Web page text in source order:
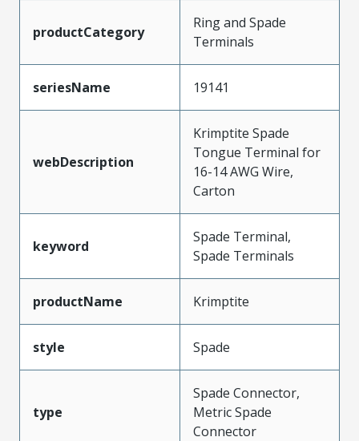
productCategory
Ring and Spade
Terminals
seriesName 19141
webDescription
Krimptite Spade
Tongue Terminal for
16-14 AWG Wire,
Carton
keyword
Spade Terminal,
Spade Terminals
productName Krimptite
style Spade
type
Spade Connector,
Metric Spade
Connector